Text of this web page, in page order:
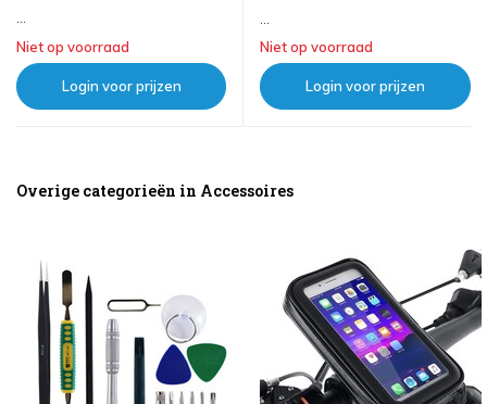
...
Niet op voorraad
Login voor prijzen
...
Niet op voorraad
Login voor prijzen
Overige categorieën in Accessoires